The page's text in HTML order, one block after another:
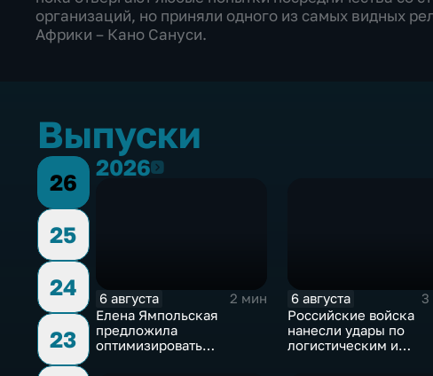
организаций, но приняли одного из самых видных
Африки – Кано Сануси.
Выпуски
26
25
24
23
20262026
6 августа
2 мин
Елена Ямпольская
предложила
оптимизировать
6 августа
3
Российские войска
нанесли удары по
логистическим и